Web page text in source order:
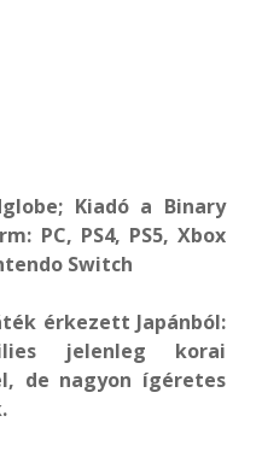
Kiadó a Binary
PC, PS4, PS5, Xbox
Switch
érkezett Japánból:
jelenleg korai
de nagyon ígéretes